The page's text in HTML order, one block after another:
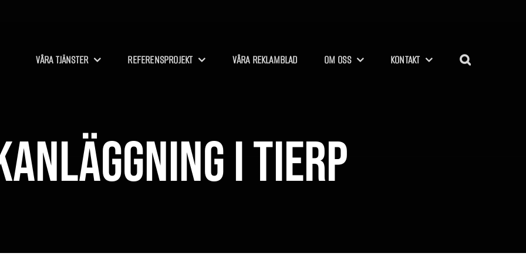
VÅRA TJÄNSTER REFERENSPROJEKT VÅRA REKLAMBLAD OM OSS KONTAKT
i Tierp